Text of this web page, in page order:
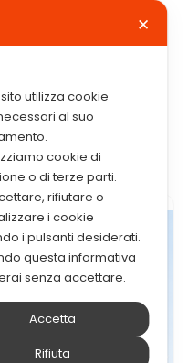
documentale
✕
utilizza cookie
al suo
cookie di
o di terze parti.
rifiutare o
i cookie
i pulsanti desiderati.
questa informativa
senza accettare.
Accetta
Rifiuta